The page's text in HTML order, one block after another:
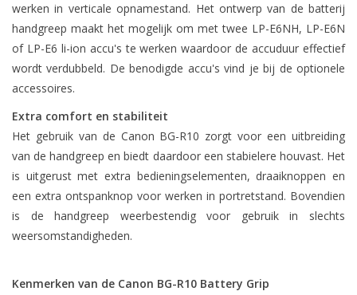
werken in verticale opnamestand. Het ontwerp van de batterij
handgreep maakt het mogelijk om met twee LP-E6NH, LP-E6N
of LP-E6 li-ion accu's te werken waardoor de accuduur effectief
wordt verdubbeld. De benodigde accu's vind je bij de optionele
accessoires.
Extra comfort en stabiliteit
Het gebruik van de Canon BG-R10 zorgt voor een uitbreiding
van de handgreep en biedt daardoor een stabielere houvast. Het
is uitgerust met extra bedieningselementen, draaiknoppen en
een extra ontspanknop voor werken in portretstand. Bovendien
is de handgreep weerbestendig voor gebruik in slechts
weersomstandigheden.
Kenmerken van de Canon BG-R10 Battery Grip